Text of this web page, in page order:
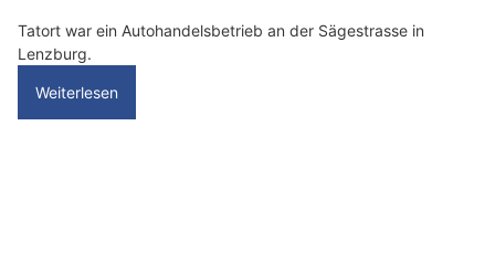
b
i
t
Fahrzeuge sichergestellt und zwei mutmassliche Täter
verhaftet werden.
Weiterlesen